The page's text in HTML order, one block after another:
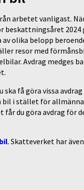
arbetet vanligast.
beskattningsåret
olika belopp
resor med
Avdrag medges
få göra vissa avdrag
i stället för
du göra avdrag för
. Skatteverket har